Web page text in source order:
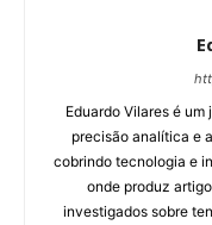
Eduardo Vilares é
precisão analítica e
cobrindo tecnologia e
onde produz
investigados sobre